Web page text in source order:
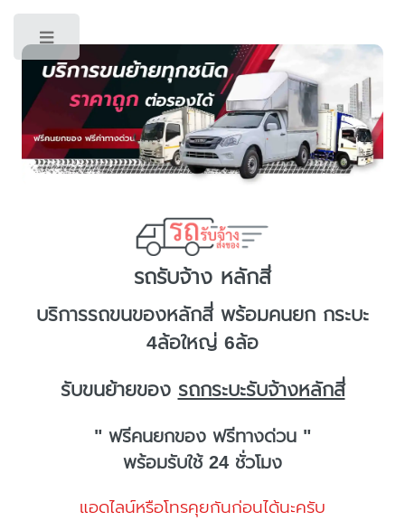
รถรับจ้าง หลักสี่
บริการรถขนของหลักสี่พร้อมคนยก กระบะ
4ล้อใหญ่ 6ล้อ
รับขนย้ายของ รถกระบะรับจ้างหลักสี่
" ฟรีคนยกของ ฟรีทางด่วน "
พร้อมรับใช้ 24 ชั่วโมง
แอดไลน์หรือโทรคุยกันก่อนได้นะครับ
Toggle